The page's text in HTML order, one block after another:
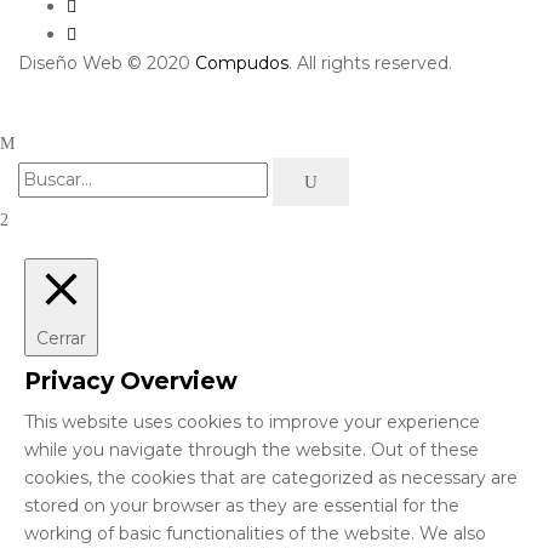
Diseño Web © 2020 Compudos. All rights reserved.
Cerrar
Privacy Overview
This website uses cookies to improve your experience
while you navigate through the website. Out of these
cookies, the cookies that are categorized as necessary are
stored on your browser as they are essential for the
working of basic functionalities of the website. We also